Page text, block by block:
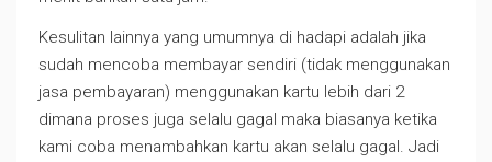
Kesulitan lainnya yang umumnya di hadapi adalah jika
sudah mencoba membayar sendiri (tidak menggunakan
jasa pembayaran) menggunakan kartu lebih dari 2
dimana proses juga selalu gagal maka biasanya ketika
kami coba menambahkan kartu akan selalu gagal. Jadi